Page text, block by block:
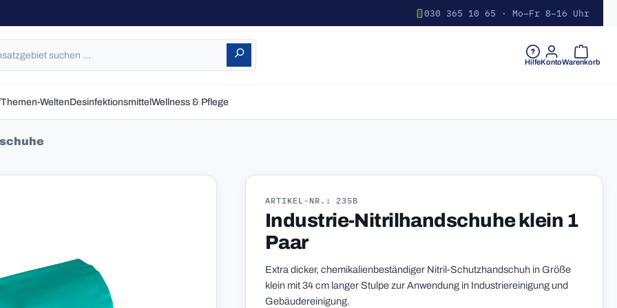
030 365 10 65 · Mo–Fr 8–16 Uhr
HilfeKontoWarenkorb
Themen-WeltenDesinfektionsmittelWellness & Pflege
ARTIKEL-NR.: 235B
Industrie-Nitrilhandschuhe klein 1
Paar
Extra dicker, chemikalienbeständiger Nitril-Schutzhandschuh in Größe
klein mit 34 cm langer Stulpe zur Anwendung in Industriereinigung und
Gebäudereinigung.